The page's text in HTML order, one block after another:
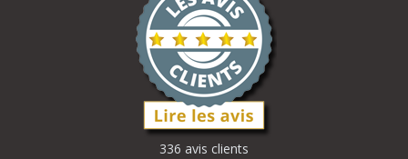
336 avis clients